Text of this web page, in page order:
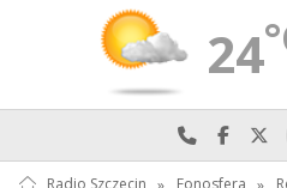
24
Najlepiej